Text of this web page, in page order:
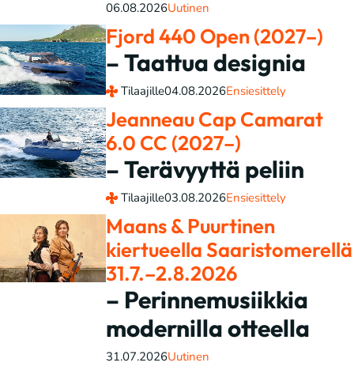
06.08.2026Uutinen
Fjord 440 Open (2027–)
– Taattua designia
Tilaajille04.08.2026Ensiesittely
Jeanneau Cap Camarat
6.0 CC (2027–)
– Terävyyttä peliin
Tilaajille03.08.2026Ensiesittely
Maans & Puurtinen
kiertueella Saaristomerellä
31.7.–2.8.2026
– Perinnemusiikkia
modernilla otteella
31.07.2026Uutinen